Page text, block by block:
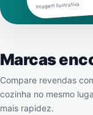
Imagem ilustrativa
Marcas
Compare revendas
cozinha no mesmo
mais rapidez.